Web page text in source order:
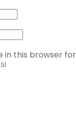
in this browser